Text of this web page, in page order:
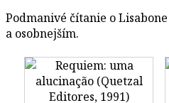
Podmanivé čítanie o
a osobnejším.